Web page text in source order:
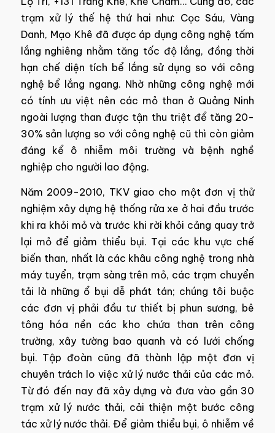
trạm xử lý thế hệ thứ hai như: Cọc Sáu, Vàng
Danh, Mạo Khê đã được áp dụng công nghệ tấm
lắng nghiêng nhằm tăng tốc độ lắng, đồng thời
hạn chế diện tích bể lắng sử dụng so với công
nghệ bể lắng ngang. Nhờ những công nghệ mới
có tính ưu việt nên các mỏ than ở Quảng Ninh
ngoài lượng than được tận thu triệt để tăng 20-
30% sản lượng so với công nghệ cũ thì còn giảm
đáng kể ô nhiễm môi trường và bệnh nghề
nghiệp cho người lao động.
Năm 2009-2010, TKV giao cho một đơn vị thử
nghiệm xây dựng hệ thống rửa xe ở hai đầu trước
khi ra khỏi mỏ và trước khi rời khỏi cảng quay trở
lại mỏ để giảm thiểu bụi. Tại các khu vực chế
biến than, nhất là các khâu công nghệ trong nhà
máy tuyển, trạm sàng trên mỏ, các trạm chuyển
tải là những ổ bụi dễ phát tán; chúng tôi buộc
các đơn vị phải đầu tư thiết bị phun sương, bê
tông hóa nền các kho chứa than trên công
trường, xây tường bao quanh và có lưới chống
bụi. Tập đoàn cũng đã thành lập một đơn vị
chuyên trách lo việc xử lý nước thải của các mỏ.
Từ đó đến nay đã xây dựng và đưa vào gần 30
trạm xử lý nước thải, cải thiện một bước công
tác xử lý nước thải. Để giảm thiểu bụi, ô nhiễm về